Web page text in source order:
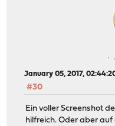
January 05, 2017,
#30
Ein voller Screenshot
hilfreich. Oder aber